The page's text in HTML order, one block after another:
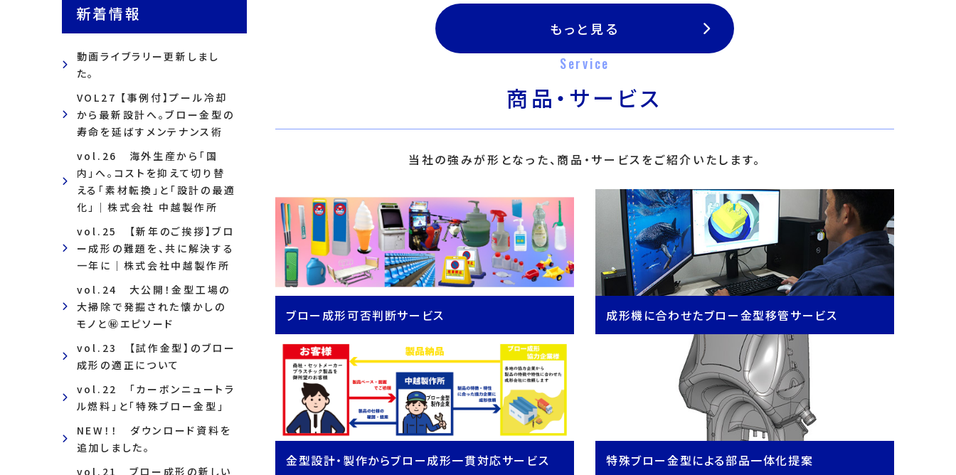
新着情報
動画ライブラリー更新しまし
た。
VOL27 【事例付】プール冷却
から最新設計へ。ブロー金型の
寿命を延ばすメンテナンス術
vol.26 海外生産から「国
内」へ。コストを抑えて切り替
える「素材転換」と「設計の最適
化」｜株式会社 中越製作所
vol.25 【新年のご挨拶】ブロ
ー成形の難題を、共に解決する
一年に｜株式会社中越製作所
vol.24 大公開！金型工場の
大掃除で発掘された懐かしの
モノと㊙エピソード
vol.23 【試作金型】のブロー
成形の適正について
vol.22 「カーボンニュートラ
ル燃料」と「特殊ブロー金型」
NEW！！ ダウンロード資料を
追加しました。
vol.21 ブロー成形の新しい
もっと見る
Service
商品・サービス
当社の強みが形となった、商品・サービスをご紹介いたします。
ブロー成形可否判断サービス 成形機に合わせたブロー金型移管サービス
金型設計・製作からブロー成形一貫対応サービス 特殊ブロー金型による部品一体化提案